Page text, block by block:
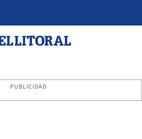
PUBLICIDAD